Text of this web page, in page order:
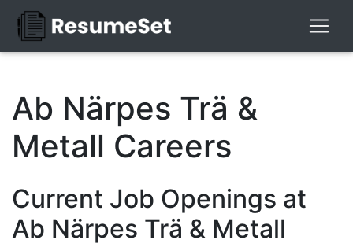
Ab Närpes Trä &
Metall Careers
Current Job Openings at
Ab Närpes Trä & Metall